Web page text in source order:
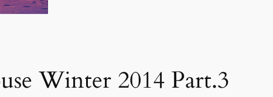
Winter 2014 Part.3